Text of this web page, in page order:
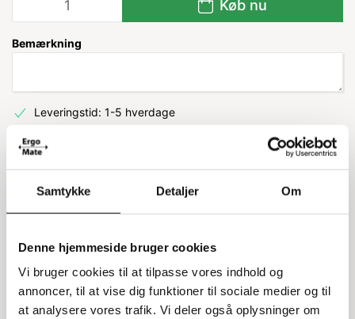
Samtykke Detaljer Om
Denne hjemmeside bruger cookies
Vi bruger cookies til at tilpasse vores indhold og
annoncer, til at vise dig funktioner til sociale medier og til
at analysere vores trafik. Vi deler også oplysninger om
Køb nu
Bemærkning
Leveringstid: 1-5 hverdage
rødlakering
Vores svejste pallerammevogn er rødlakeret og
udstyret med elforzinkede stolper. Den kan rumme